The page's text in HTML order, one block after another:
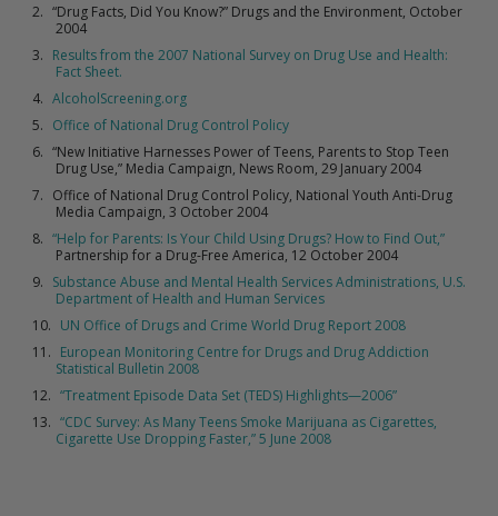
“Drug Facts, Did You Know?” Drugs and the Environment, October
2004
Results from the 2007 National Survey on Drug Use and Health:
Fact Sheet.
AlcoholScreening.org
Office of National Drug Control Policy
“New Initiative Harnesses Power of Teens, Parents to Stop Teen
Drug Use,” Media Campaign, News Room, 29 January 2004
Office of National Drug Control Policy, National Youth Anti-Drug
Media Campaign, 3 October 2004
“Help for Parents: Is Your Child Using Drugs? How to Find Out,”
Partnership for a Drug-Free America, 12 October 2004
Substance Abuse and Mental Health Services Administrations, U.S.
Department of Health and Human Services
UN Office of Drugs and Crime World Drug Report 2008
European Monitoring Centre for Drugs and Drug Addiction
Statistical Bulletin 2008
“Treatment Episode Data Set (TEDS) Highlights—2006”
“CDC Survey: As Many Teens Smoke Marijuana as Cigarettes,
Cigarette Use Dropping Faster,” 5 June 2008